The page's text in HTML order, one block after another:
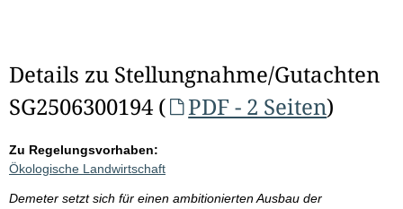
Details zu Stellungnahme/Gutachten
SG2506300194 (
PDF - 2 Seiten)
Zu Regelungsvorhaben:
Ökologische Landwirtschaft
Demeter setzt sich für einen ambitionierten Ausbau der